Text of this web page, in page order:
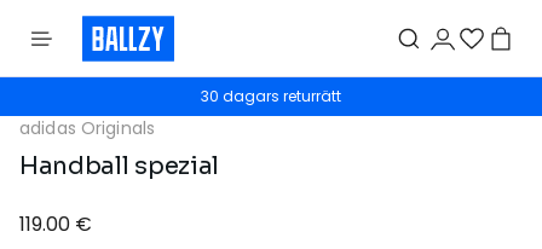
30 dagars returrätt
adidas Originals
Handball spezial
119.00 €